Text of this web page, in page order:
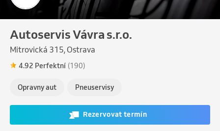
Autoservis Vávra s.r.o.
Mitrovická 315, Ostrava
4.92 Perfektní (190)
Opravny aut Pneuservisy
Rezervovat termín